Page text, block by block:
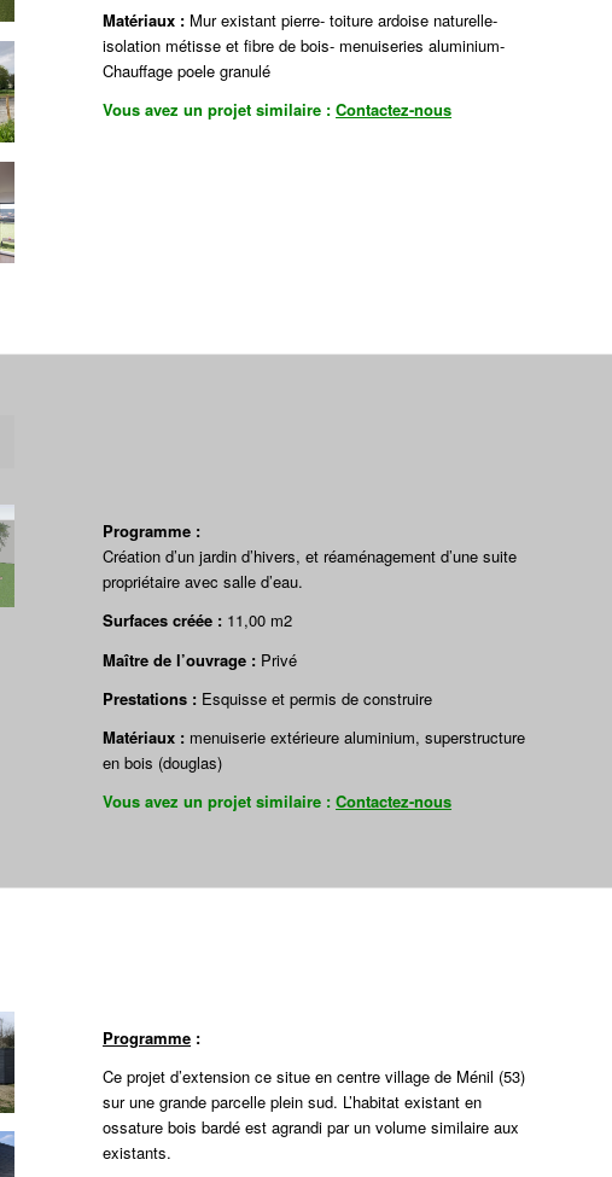
Matériaux : Mur existant pierre- toiture ardoise naturelle-
isolation métisse et fibre de bois- menuiseries aluminium-
Chauffage poele granulé
Vous avez un projet similaire :Contactez-nous
Programme :
Création d’un jardin d’hivers, et réaménagement d’une suite
propriétaire avec salle d’eau.
Surfaces créée : 11,00 m2
Maître de l’ouvrage : Privé
Prestations : Esquisse et permis de construire
Matériaux : menuiserie extérieure aluminium, superstructure
en bois (douglas)
Vous avez un projet similaire :Contactez-nous
Programme :
Ce projet d’extension ce situe en centre village de Ménil (53)
sur une grande parcelle plein sud. L’habitat existant en
ossature bois bardé est agrandi par un volume similaire aux
existants.